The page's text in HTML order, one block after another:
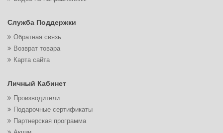
Служба Поддержки
Обратная связь
Возврат товара
Карта сайта
Личный Кабинет
Производители
Подарочные сертификаты
Партнерская программа